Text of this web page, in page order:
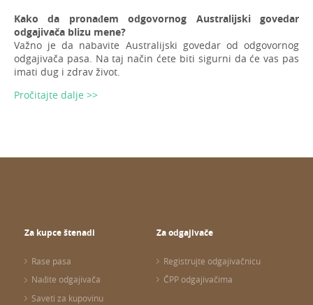
Kako da pronađem odgovornog Australijski govedar
odgajivača blizu mene?
Važno je da nabavite Australijski govedar od odgovornog
odgajivača pasa. Na taj način ćete biti sigurni da će vas pas
imati dug i zdrav život.
Pročitajte dalje >>
Za kupce štenadi
Rase pasa
Nađite odgajivača
Saveti za kupovinu
Za odgajivače
Registrujte odgajivačnicu
ČPP odgajivačima